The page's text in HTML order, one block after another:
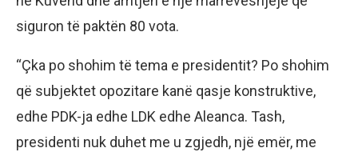
siguron të paktën 80 vota.
“Çka po shohim të tema e presidentit? Po shohim
që subjektet opozitare kanë qasje konstruktive,
edhe PDK-ja edhe LDK edhe Aleanca. Tash,
presidenti nuk duhet me u zgjedh, një emër, me